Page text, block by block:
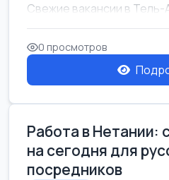
Свежие вакансии в Тель-
женщин от хозя...
0 просмотров
Работа в Нетании:
на сегодня для
посредников